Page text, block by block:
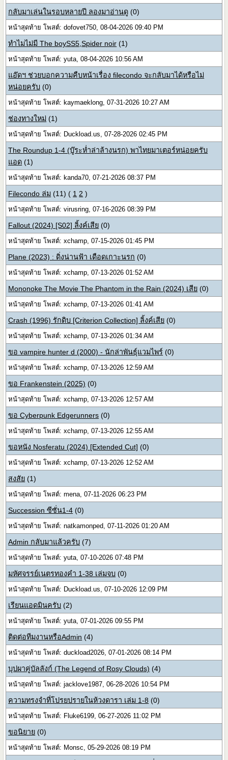
กลับมาเล่นในรอบหลายปี ลองมาอ่านดู (0)
หน้าสุดท้าย โพสต์: dofovet750, 08-04-2026 09:40 PM
ทำไมไม่มี The boySS5,Spider noir (1)
หน้าสุดท้าย โพสต์: yuta, 08-04-2026 10:56 AM
แอ๊ดฯ ช่วยบอกความคืบหน้าเรื่อง filecondo จะกลับมาได้หรือไม่
หน่อยครับ (0)
หน้าสุดท้าย โพสต์: kaymaeklong, 07-31-2026 10:27 AM
ช่องทางใหม่ (1)
หน้าสุดท้าย โพสต์: Duckload.us, 07-28-2026 02:45 PM
The Roundup 1-4 (บู๊ระห่ำล่าล้างนรก) พาไทยมาเตอร์หน่อยครับ
แอด (1)
หน้าสุดท้าย โพสต์: kanda70, 07-21-2026 08:37 PM
Filecondo ล่ม (11)( 1 2 )
หน้าสุดท้าย โพสต์: virusring, 07-16-2026 08:39 PM
Fallout (2024) [S02] ลิ้งค์เสีย (0)
หน้าสุดท้าย โพสต์: xchamp, 07-15-2026 01:45 PM
Plane (2023) : ดิ่งน่านฟ้า เดือดเกาะนรก (0)
หน้าสุดท้าย โพสต์: xchamp, 07-13-2026 01:52 AM
Mononoke The Movie The Phantom in the Rain (2024) เสีย (0)
หน้าสุดท้าย โพสต์: xchamp, 07-13-2026 01:41 AM
Crash (1996) รักดิบ [Criterion Collection] ลิ้งค์เสีย (0)
หน้าสุดท้าย โพสต์: xchamp, 07-13-2026 01:34 AM
ขอ vampire hunter d (2000) - นักล่าพันธุ์แวมไพร์ (0)
หน้าสุดท้าย โพสต์: xchamp, 07-13-2026 12:59 AM
ขอ Frankenstein (2025) (0)
หน้าสุดท้าย โพสต์: xchamp, 07-13-2026 12:57 AM
ขอ Cyberpunk Edgerunners (0)
หน้าสุดท้าย โพสต์: xchamp, 07-13-2026 12:55 AM
ขอหนัง Nosferatu (2024) [Extended Cut] (0)
หน้าสุดท้าย โพสต์: xchamp, 07-13-2026 12:52 AM
สงสัย (1)
หน้าสุดท้าย โพสต์: mena, 07-11-2026 06:23 PM
Succession ซีซั่น1-4 (0)
หน้าสุดท้าย โพสต์: natkamonped, 07-11-2026 01:20 AM
Admin กลับมาแล้วครับ (7)
หน้าสุดท้าย โพสต์: yuta, 07-10-2026 07:48 PM
มหัศจรรย์เนตรทองคำ 1-38 เล่มจบ (0)
หน้าสุดท้าย โพสต์: Duckload.us, 07-10-2026 12:09 PM
เรียนแอดมินครับ (2)
หน้าสุดท้าย โพสต์: yuta, 07-01-2026 09:55 PM
ติดต่อทีมงานหรือAdmin (4)
หน้าสุดท้าย โพสต์: duckload2026, 07-01-2026 08:14 PM
บุปผาคู่บัลลังก์ (The Legend of Rosy Clouds) (4)
หน้าสุดท้าย โพสต์: jacklove1987, 06-28-2026 10:54 PM
ความทรงจำที่โปรยปรายในห้วงดารา เล่ม 1-8 (0)
หน้าสุดท้าย โพสต์: Fluke6199, 06-27-2026 11:02 PM
ขอนิยาย (0)
หน้าสุดท้าย โพสต์: Monsc, 05-29-2026 08:19 PM